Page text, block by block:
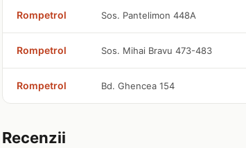
Rompetrol Sos. Pantelimon 448A
Rompetrol Sos. Mihai Bravu 473-483
Rompetrol Bd. Ghencea 154
Recenzii